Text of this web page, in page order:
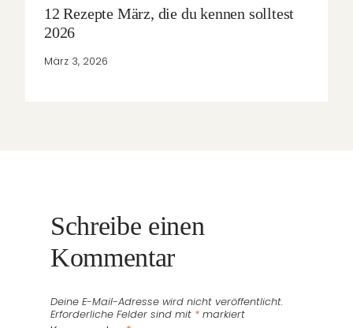
12 Rezepte März, die du kennen solltest
2026
März 3, 2026
Schreibe einen
Kommentar
Deine E-Mail-Adresse wird nicht veröffentlicht.
Erforderliche Felder sind mit * markiert